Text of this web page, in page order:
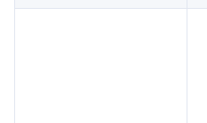
政策与规范